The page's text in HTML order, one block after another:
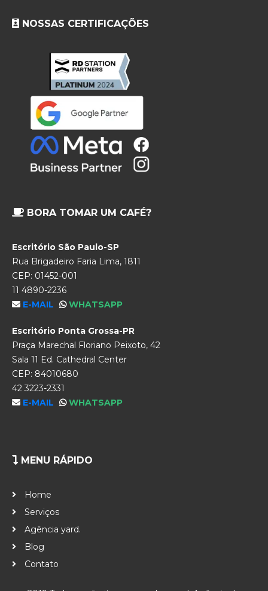
NOSSAS CERTIFICAÇÕES
BORA TOMAR UM CAFÉ?
Escritório São Paulo-SP
Rua Brigadeiro Faria Lima, 1811
CEP: 01452-001
11 4890-2236
E-MAIL
WHATSAPP
Escritório Ponta Grossa-PR
Praça Marechal Floriano Peixoto, 42
Sala 11 Ed. Cathedral Center
CEP: 84010680
42 3223-2331
E-MAIL
WHATSAPP
MENU RÁPIDO
Home
Serviços
Agência yard.
Blog
Contato